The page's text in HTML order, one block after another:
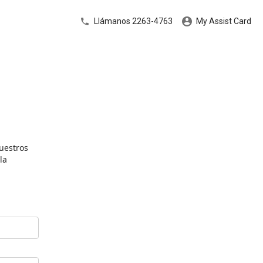
Llámanos 2263-4763 My Assist Card